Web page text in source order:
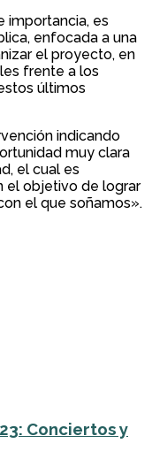
importancia, es
enfocada a una
el proyecto, en
frente a los
últimos
indicando
muy clara
el cual es
el objetivo de lograr
el que soñamos».
Conciertos y